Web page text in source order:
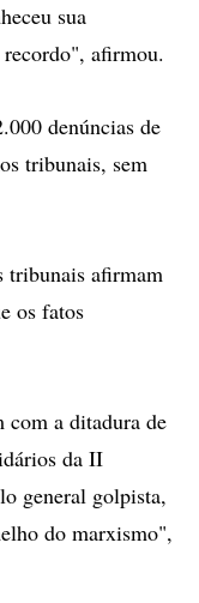
sua
afirmou.
denúncias de
tribunais, sem
tribunais afirmam
os fatos
com a ditadura de
da II
general golpista,
do marxismo",